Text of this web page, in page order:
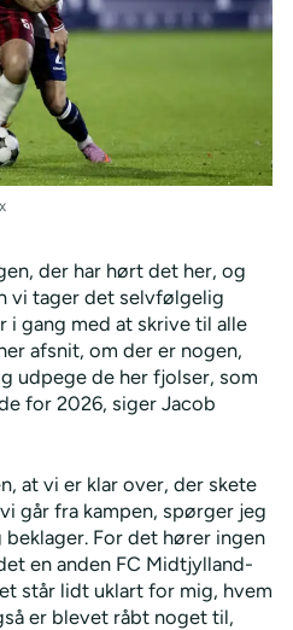
der har hørt det her, og
vi tager det selvfølgelig
i gang med at skrive til alle
afsnit, om der er nogen,
udpege de her fjolser, som
for 2026, siger Jacob
at vi er klar over, der skete
går fra kampen, spørger jeg
For det hører ingen
en anden FC Midtjylland-
står lidt uklart for mig, hvem
er blevet råbt noget til,